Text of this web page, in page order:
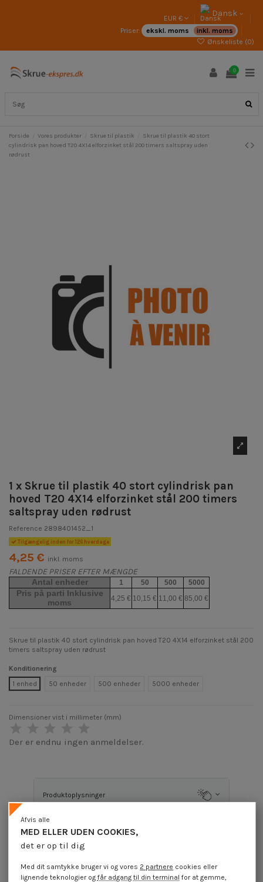
EUR € Dansk
Priser: ekskl. moms
inkl. moms
Ønskeliste (0)
0
Forside Vores produkter Skrue til plastik
Skrue til plastik 40 stort
cylindrisk pan hoved T20 4X14 elforzinket stål 200 timers saltspray uden
rødrust
1 x Skrue til plastik 40 stort cylindrisk pan
hoved T20 4X14 elforzinket stål 200 timers
saltspray uden rødrust
Reference 2898401452_1
Tilgængelig inden for 126 hverdage
4,25 € inkl. moms
FALDENDE PRISER EFTER MÆNGDE
Antal enheder 1 50 500 5000
Pris på parti Inklusive
moms
4,25 € 10,15 € 11,00 € 85,00 €
Skrue til plastik 40 stort cylindrisk pan hoved T20 4X14 elforzinket stål 200
timers saltspray uden rødrust
Konditionering
1 enhed
50 enheder 500 enheder 5000 enheder
Dimensioner vist i millimeter (mm)
Der er endnu ingen anmeldelser.
Produktoplysninger
Beskrivelse
Anmeldelser (0)
MED ELLER UDEN COOKIES,
det er op til dig
Afvis alle
Med dit samtykke bruger vi og vores 2 partnere cookies eller
lignende teknologier ogfår adgang til din terminal for at gemme,